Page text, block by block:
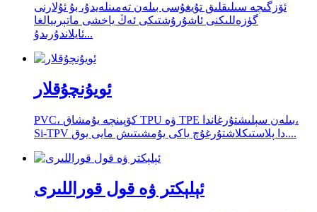
ئۆزگىچە سىلىقلىق تۇيغۇسى بىلەن تەمىنلەيدۇ، بۇ ئۇلارنى
گۈزەللىكنى ئاشۇرۇشتىكى ئەڭ ياخشى ماتېرىيالغا
ئايلاندۇرىدۇ...
ئويۇنچۇقلار
PVC، كۆپىنچە يۇمشاق TPU ۋە TPE بىلەن سېلىشتۇرغاندا،
Si-TPV دا پلاستىكلاشتۇرغۇچ ياكى يۇمشىتىش مايى يوق....
ئېلېكتر ۋە قول قوراللىرى